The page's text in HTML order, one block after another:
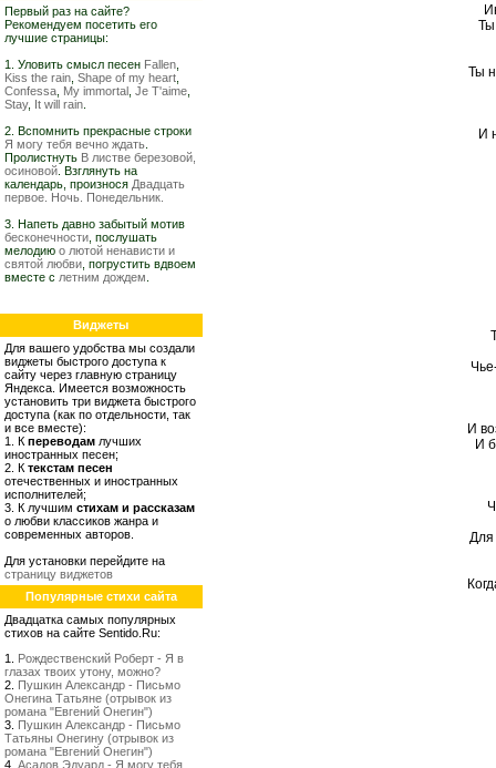
Первый раз на сайте?
Рекомендуем посетить его
лучшие страницы:
1. Уловить смысл песен Fallen
Kiss the rain Shape of my heart
Confessa My immortal Je T'aime
Stay, It will rain
2. Вспомнить прекрасные строки
Я могу тебя вечно ждать
Пролистнуть В листве березовой,
осиновой . Взглянуть на
календарь, произнося Двадцать
первое. Ночь. Понедельник.
3. Напеть давно забытый мотив
бесконечности , послушать
мелодию о лютой ненависти и
святой любви , погрустить вдвоем
вместе с летним дождем
Виджеты
Для вашего удобства мы создали
виджеты быстрого доступа к
сайту через главную страницу
Яндекса. Имеется возможность
установить три виджета быстрого
доступа (как по отдельности, так
и все вместе):
1. К переводам лучших
иностранных песен;
2. К текстам песен
отечественных и иностранных
исполнителей;
3. К лучшим стихам и рассказам
о любви классиков жанра и
современных авторов.
Для установки перейдите на
страницу виджетов
Популярные стихи сайта
Двадцатка самых популярных
стихов на сайте Sentido.Ru:
1. Рождественский Роберт - Я в
глазах твоих утону, можно?
2. Пушкин Александр - Письмо
Онегина Татьяне (отрывок из
романа "Евгений Онегин")
3. Пушкин Александр - Письмо
Татьяны Онегину (отрывок из
романа "Евгений Онегин")
4. Асадов Эдуард - Я могу тебя
Ты
И
И
И
Для